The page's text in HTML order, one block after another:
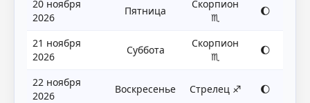
20 ноября
2026
Пятница
Скорпион
♏
🌔
21 ноября
2026
Суббота
Скорпион
♏
🌔
22 ноября
2026
Воскресенье Стрелец ♐ 🌔